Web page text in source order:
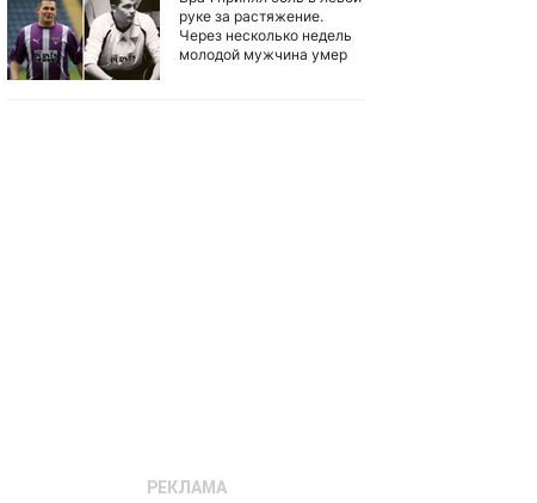
руке за растяжение.
Через несколько недель
молодой мужчина умер